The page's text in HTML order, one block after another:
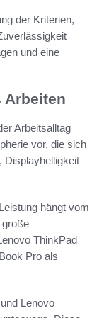
der Kriterien,
und eine
Arbeiten
Arbeitsalltag
vor, die sich
Displayhelligkeit
hängt vom
große
ThinkPad
Pro als
Lenovo